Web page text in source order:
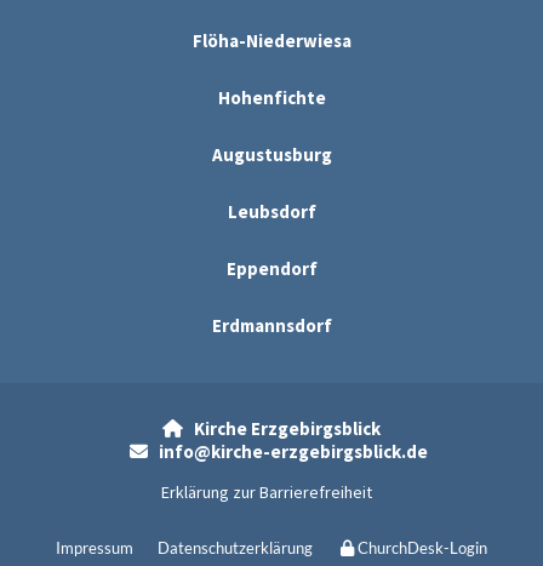
Flöha-Niederwiesa
Hohenfichte
Augustusburg
Leubsdorf
Eppendorf
Erdmannsdorf
 Kirche Erzgebirgsblick
 info@kirche-erzgebirgsblick.de
Erklärung zur Barrierefreiheit
Impressum Datenschutzerklärung ChurchDesk-Login